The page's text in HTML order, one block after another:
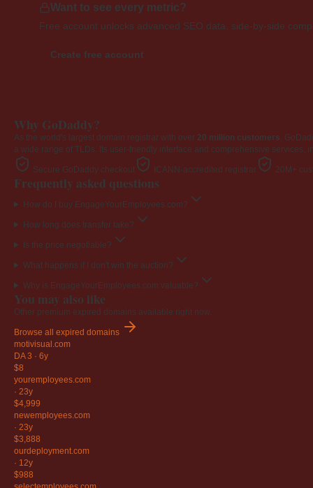
Want to see every metric?
Free account unlocks advanced SEO data, side-by-side
Create free account
Why GoDaddy?
As the world's largest domain registrar with over 20 million customers ,
a wide range of TLDs. Its user-friendly interface and comprehensive
Secure GoDaddy checkout ICANN-accredited registrar 20M+
Frequently asked questions
How do I buy EngageYourEmployees.com?
How long does transfer take?
Is the price negotiable?
What happens if I don't win the auction?
Why is EngageYourEmployees.com valuable?
You may also like
Other premium expired domains available right now.
Browse all expired domains
motivisual .com
DA 3 · 6y
$8
youremployees .com
· 23y
$4,999
newemployees .com
· 23y
$3,888
ourdeployment .com
· 12y
$988